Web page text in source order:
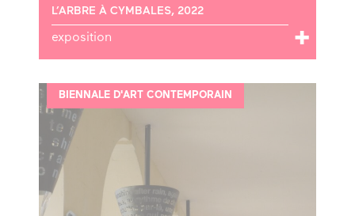
L’ARBRE À CYMBALES, 2022
exposition
BIENNALE D'ART CONTEMPORAIN